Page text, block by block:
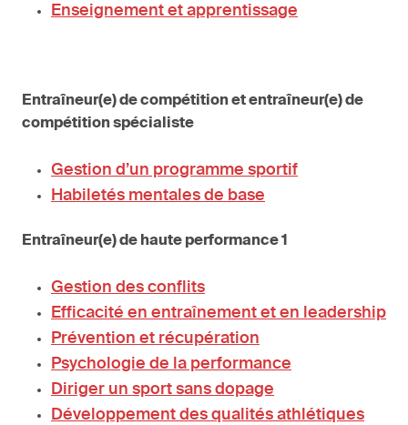
Enseignement et apprentissage
Entraîneur(e) de compétition et entraîneur(e) de
compétition spécialiste
Gestion d’un programme sportif
Habiletés mentales de base
Entraîneur(e) de haute performance 1
Gestion des conflits
Efficacité en entraînement et en leadership
Prévention et récupération
Psychologie de la performance
Diriger un sport sans dopage
Développement des qualités athlétiques